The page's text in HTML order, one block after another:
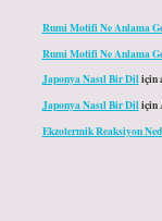
Rumi Motifi Ne Anlama
Rumi Motifi Ne Anlama
Japonya Nasıl Bir Diliçin
Japonya Nasıl Bir Diliçin
Ekzotermik Reaksiyon